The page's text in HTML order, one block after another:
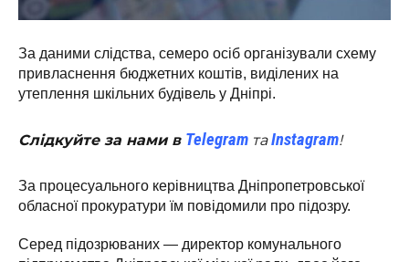
За даними слідства, семеро осіб організували схему
привласнення бюджетних коштів, виділених на
утеплення шкільних будівель у Дніпрі.
Слідкуйте за нами в Telegram таInstagram!
За процесуального керівництва Дніпропетровської
обласної прокуратури їм повідомили про підозру.
Серед підозрюваних — директор комунального